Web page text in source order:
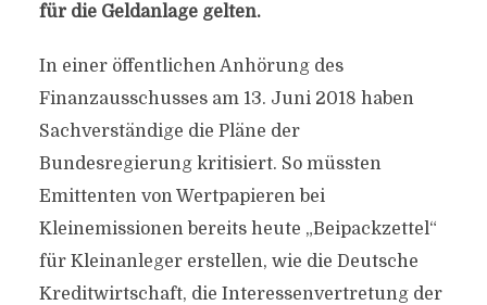
für die Geldanlage gelten.
In einer öffentlichen Anhörung des
Finanzausschusses am 13. Juni 2018 haben
Sachverständige die Pläne der
Bundesregierung kritisiert. So müssten
Emittenten von Wertpapieren bei
Kleinemissionen bereits heute „Beipackzettel“
für Kleinanleger erstellen, wie die Deutsche
Kreditwirtschaft, die Interessenvertretung der